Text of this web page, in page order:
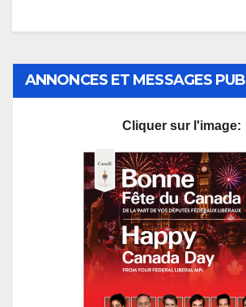
ANNONCES ET MESSAGES PUB
Cliquer sur l'image: